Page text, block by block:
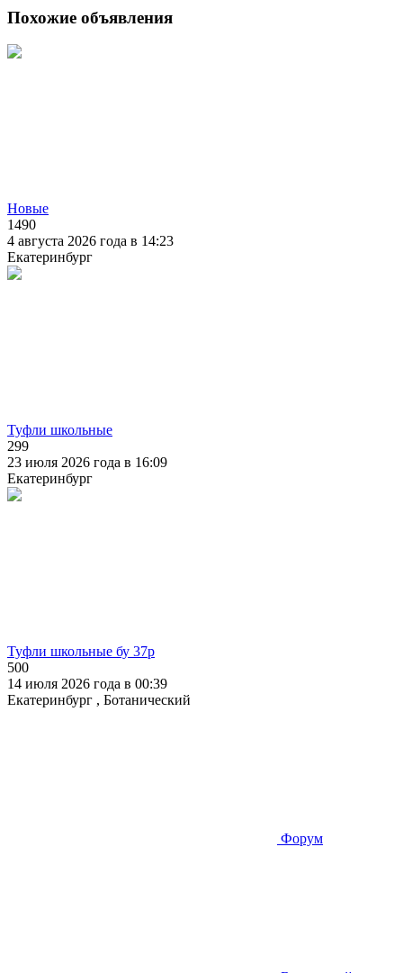
Похожие объявления
Новые
1490
4 августа 2026 года в 14:23
Екатеринбург
Туфли школьные
299
23 июля 2026 года в 16:09
Екатеринбург
Туфли школьные бу 37р
500
14 июля 2026 года в 00:39
Екатеринбург , Ботанический
Форум